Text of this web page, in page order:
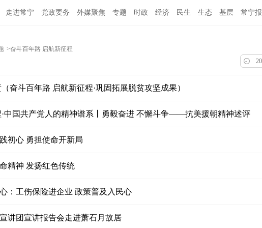
走进常宁 党政要务 外媒聚焦 专题 时政 经济 民生 生态 基层 常宁报
>奋斗百年路 启航新征程
奋斗百年路 启航新征程·巩固拓展脱贫攻坚成果）
中国共产党人的精神谱系丨勇毅奋进 不懈斗争——抗美援朝精神述评
初心 勇担使命开新局
精神 发扬红色传统
：工伤保险进企业 政策普及入民心
讲团宣讲报告会走进萧石月故居